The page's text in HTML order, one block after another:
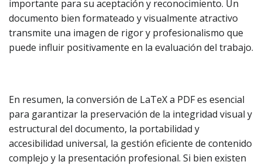
importante para su aceptación y reconocimiento. Un
documento bien formateado y visualmente atractivo
transmite una imagen de rigor y profesionalismo que
puede influir positivamente en la evaluación del trabajo.
En resumen, la conversión de LaTeX a PDF es esencial
para garantizar la preservación de la integridad visual y
estructural del documento, la portabilidad y
accesibilidad universal, la gestión eficiente de contenido
complejo y la presentación profesional. Si bien existen